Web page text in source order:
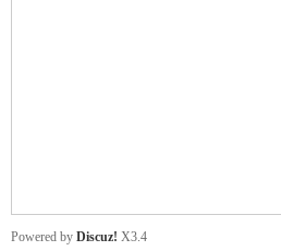
Powered by Discuz! X3.4